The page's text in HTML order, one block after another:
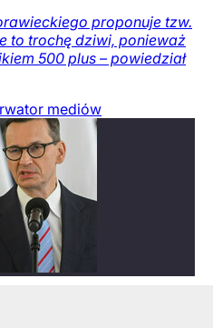
proponuje tzw.
to trochę dziwi, ponieważ
500 plus – powiedział
mediów